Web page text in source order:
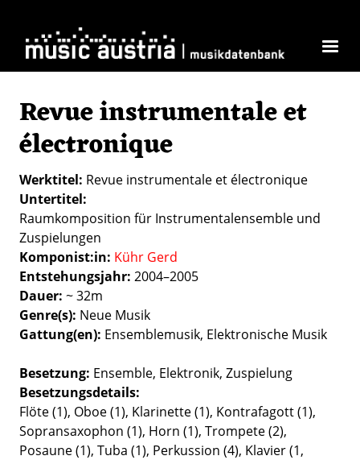
Revue instrumentale et
électronique
Werktitel Revue instrumentale et électronique
Untertitel
Raumkomposition für Instrumentalensemble und
Zuspielungen
Komponist:in Kühr Gerd
Entstehungsjahr 2004–2005
Dauer ~ 32m
Genre(s) Neue Musik
Gattung(en) Ensemblemusik Elektronische Musik
Besetzung Ensemble Elektronik Zuspielung
Besetzungsdetails
Flöte (1), Oboe (1), Klarinette (1), Kontrafagott (1),
Sopransaxophon (1), Horn (1), Trompete (2),
Posaune (1), Tuba (1), Perkussion (4), Klavier (1,